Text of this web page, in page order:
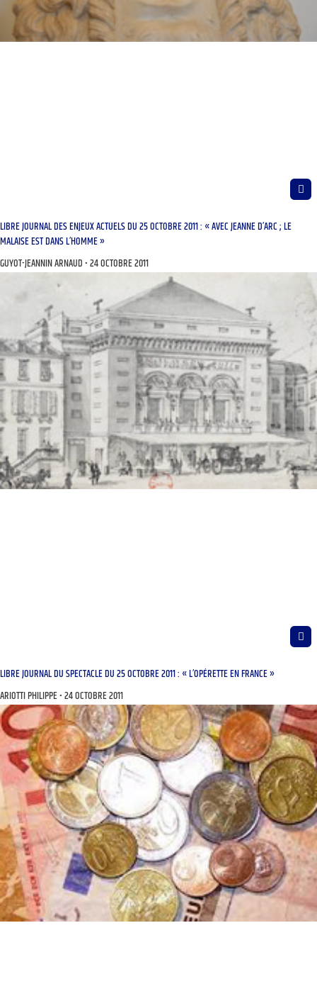
LIBRE JOURNAL DES ENJEUX ACTUELS DU 25 OCTOBRE 2011 : « AVEC JEANNE D’ARC ; LE
MALAISE EST DANS L’HOMME »
GUYOT-JEANNIN ARNAUD 24 OCTOBRE 2011
LIBRE JOURNAL DU SPECTACLE DU 25 OCTOBRE 2011 : « L’OPÉRETTE EN FRANCE »
ARIOTTI PHILIPPE 24 OCTOBRE 2011